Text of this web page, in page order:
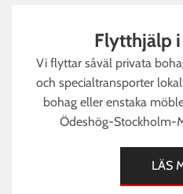
Flytthjälp
Vi flyttar såväl privata
och specialtransporter
bohag eller enstaka
Ödeshög-Stockholm-
LÄS